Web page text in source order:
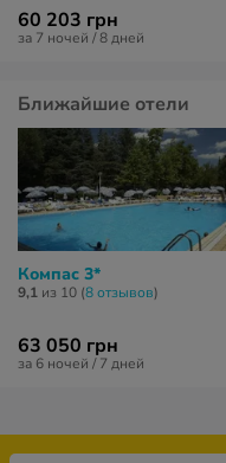
60 203 грн
за 7 ночей / 8 дней
Ближайшие отели
Компас 3*
9,1 из 10 (8 отзывов)
63 050 грн
за 6 ночей / 7 дней